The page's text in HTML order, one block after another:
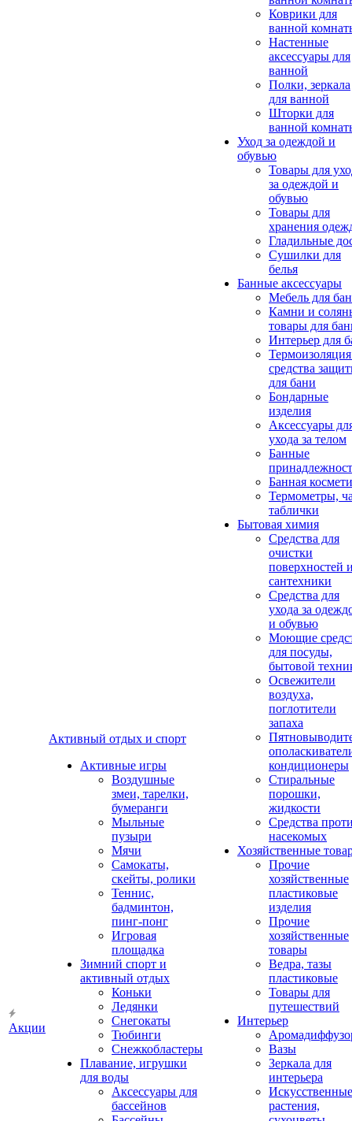
Акции
Активный отдых и спорт
Активные игры
Воздушные
змеи, тарелки,
бумеранги
Мыльные
пузыри
Мячи
Самокаты,
скейты, ролики
Теннис,
бадминтон,
пинг-понг
Игровая
площадка
Зимний спорт и
активный отдых
Коньки
Ледянки
Снегокаты
Тюбинги
Снежкобластеры
Плавание, игрушки
для воды
Аксессуары для
бассейнов
Коврики для
ванной
Настенные
аксессуары для
ванной
Полки, зеркала
для ванной
Шторки для
ванной
Уход за одеждой и
обувью
Товары для
за одеждой и
обувью
Товары для
хранения
Гладильные
Сушилки для
белья
Банные аксессуары
Мебель для
Камни и
товары для
Интерьер для
средства
для бани
Бондарные
изделия
Аксеcсуары
ухода за телом
Банные
Банная
Термометры,
таблички
Бытовая химия
Средства для
очистки
поверхностей
сантехники
Средства для
ухода за
и обувью
Моющие
для посуды,
бытовой
Освежители
воздуха,
поглотители
запаха
кондиционеры
Стиральные
порошки,
жидкости
Средства
насекомых
Хозяйственные
Прочие
хозяйственные
пластиковые
изделия
Прочие
хозяйственные
товары
Ведра, тазы
пластиковые
Товары для
путешествий
Интерьер
Вазы
Зеркала для
интерьера
Искусственные
растения,